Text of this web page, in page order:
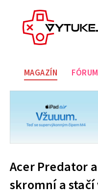
MAGAZÍN FÓRUM
Acer Predator
skromní a